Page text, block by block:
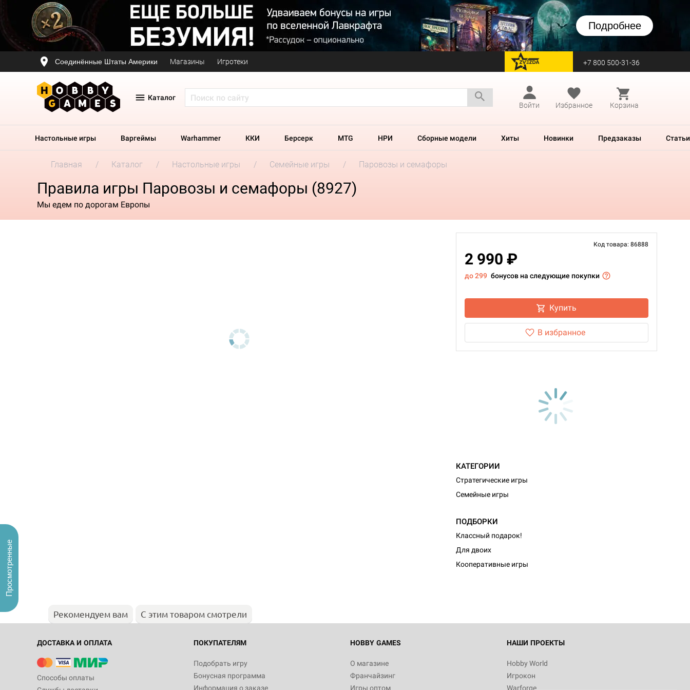
Подробнее
Соединённые Штаты Америки Магазины Игротеки перейти на Zvezda +7 800 500-31-36
Каталог
Войти
Избранное Корзина
Настольные игры Варгеймы Warhammer ККИ Берсерк MTG НРИ Сборные модели Хиты Новинки Предзаказы Статьи
Главная Каталог Настольные игры Семейные игры Паровозы и семафоры
Правила игры Паровозы и семафоры (8927)
Мы едем по дорогам Европы
Код товара: 86888
2 990 ₽
до 299 бонусов на следующие покупки
Купить
В избранное
КАТЕГОРИИ
Стратегические игры
Семейные игры
ПОДБОРКИ
Классный подарок!
Для двоих
Кооперативные игры
Рекомендуем вам С этим товаром смотрели
ДОСТАВКА И ОПЛАТА
Способы оплаты
ПОКУПАТЕЛЯМ
Подобрать игру
Бонусная программа
Информация о заказе
HOBBY GAMES
О магазине
Франчайзинг
Игры оптом
НАШИ ПРОЕКТЫ
Hobby World
Игрокон
Warforge
Просмотренные
Настольная игра Hobby World Журнал
"Мир фантастики. Спецвыпуск: Братья
империи: Боевая тревога
799
Настольная игра Hobby World Сумерки